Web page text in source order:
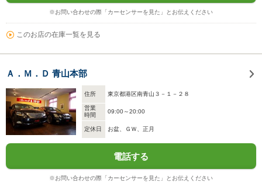
※お問い合わせの際「カーセンサーを見た」とお伝えください
このお店の在庫一覧を見る
Ａ．Ｍ．Ｄ 青山本部
住所 東京都港区南青山３－１－２８
営業
時間
09:00～20:00
定休日 お盆、ＧＷ、正月
電話する
※お問い合わせの際「カーセンサーを見た」とお伝えください